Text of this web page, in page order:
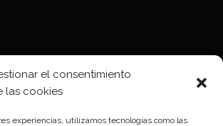
el consentimiento
las cookies
experiencias, utilizamos tecnologías como las